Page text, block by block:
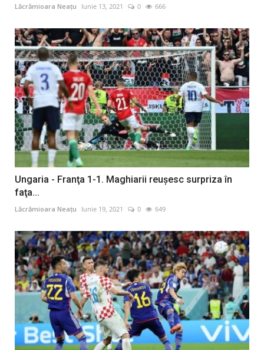
Lăcrămioara Neațu Iunie 13, 2021 0 666
Ungaria - Franţa 1-1. Maghiarii reuşesc surpriza în
faţa...
Lăcrămioara Neațu Iunie 19, 2021 0 649